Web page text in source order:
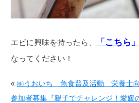
エビに興味を持ったら、 「こちら
なってください！
«㈱うおいち 魚食普及活動 栄養士
参加者募集『親子でチャレンジ！愛媛